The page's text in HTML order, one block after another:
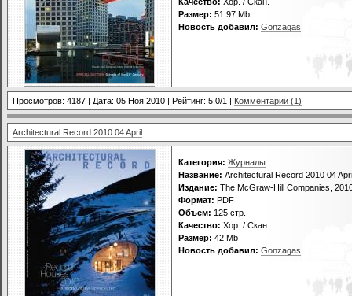
Размер: 51.97 Mb
Новость добавил: Gonzagas
Просмотров: 4187 | Дата: 05 Ноя 2010 | Рейтинг: 5.0/1 | Комментарии (1)
Architectural Record 2010 04 April
Категория: Журналы
Название: Architectural Record 2010 04
Издание: The McGraw-Hill Companies,
Формат: PDF
Объем: 125 стр.
Качество: Хор. / Скан.
Размер: 42 Mb
Новость добавил: Gonzagas